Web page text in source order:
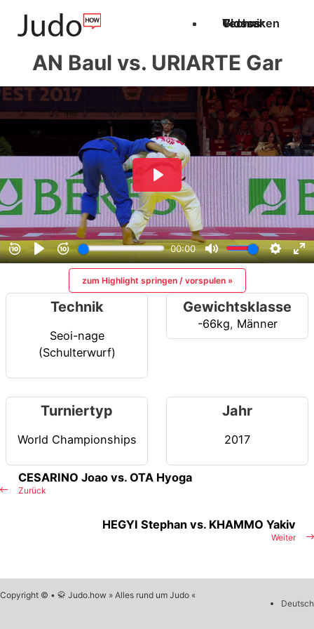
Techniken
Videos
Glossar
AN Baul vs. URIARTE Gar
zum Highlight springen / vorspulen »
Technik
Seoi-nage
(Schulterwurf)
Gewichtsklasse
-66kg, Männer
Turniertyp
World Championships
Jahr
2017
Zurück
CESARINO Joao vs. OTA Hyoga
Weiter
HEGYI Stephan vs. KHAMMO Yakiv
Copyright © • 🥋 Judo.how » Alles rund um Judo «
Deutsch